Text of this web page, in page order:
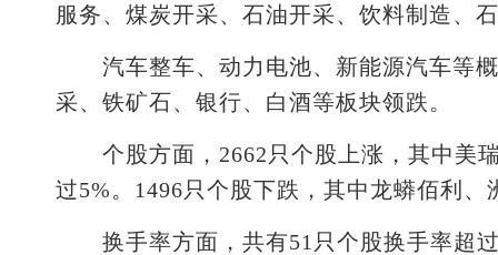
服务、煤炭开采、石油开采、饮料制造、
汽车整车、动力电池、新能源汽车等概
采、铁矿石、银行、白酒等板块领跌。
个股方面，2662只个股上涨，其中美瑞
过5%。1496只个股下跌，其中龙蟒佰利
换手率方面，共有51只个股换手率超过